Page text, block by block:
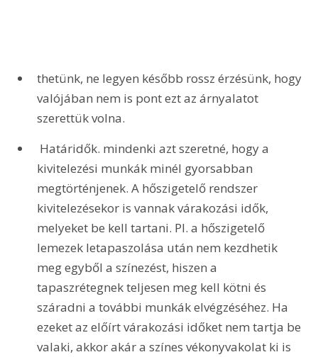
thetünk, ne legyen később rossz érzésünk, hogy
valójában nem is pont ezt az árnyalatot
szerettük volna.
kivitelezési munkák minél gyorsabban
megtörténjenek. A hőszigetelő rendszer
kivitelezésekor is vannak várakozási idők,
melyeket be kell tartani. Pl. a hőszigetelő
lemezek letapaszolása után nem kezdhetik
meg egyből a színezést, hiszen a
tapaszrétegnek teljesen meg kell kötni és
száradni a további munkák elvégzéséhez. Ha
ezeket az előírt várakozási időket nem tartja be
valaki, akkor akár a színes vékonyvakolat ki is